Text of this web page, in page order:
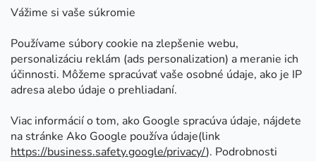
Vážime si vaše súkromie
Používame súbory cookie na zlepšenie webu,
personalizáciu reklám (ads personalization) a meranie ich
účinnosti. Môžeme spracúvať vaše osobné údaje, ako je IP
adresa alebo údaje o prehliadaní.
Viac informácií o tom, ako Google spracúva údaje, nájdete
na stránke Ako Google používa údaje(link
https://business.safety.google/privacy/⁩). Podrobnosti
Kontakt
Ako nakupovať
Obchodné podmienky
Ochrana osobných údajov
Odstúpenie od zmluvy